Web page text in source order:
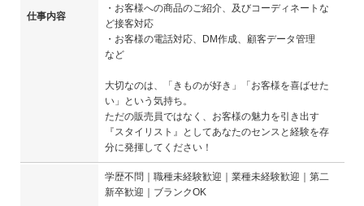
仕事内容
・お客様への商品のご紹介、及びコーディネートな
ど接客対応
・お客様の電話対応、DM作成、顧客データ管理
など
大切なのは、「きものが好き」「お客様を喜ばせた
い」という気持ち。
ただの販売員ではなく、お客様の魅力を引き出す
『スタイリスト』としてあなたのセンスと経験を存
分に発揮してください！
学歴不問｜職種未経験歓迎｜業種未経験歓迎｜第二
新卒歓迎｜ブランクOK